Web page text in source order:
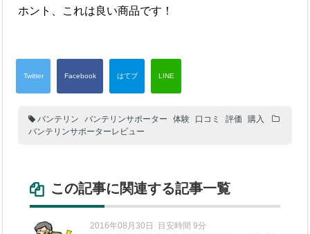
ホント、これは良い商品です！
バンテリン バンテリンサポーター 体験 口コミ 評価
購入
バンテリンサポーターレビュー
この記事に関連する記事一覧
2016年08月30日 目安時間 9分